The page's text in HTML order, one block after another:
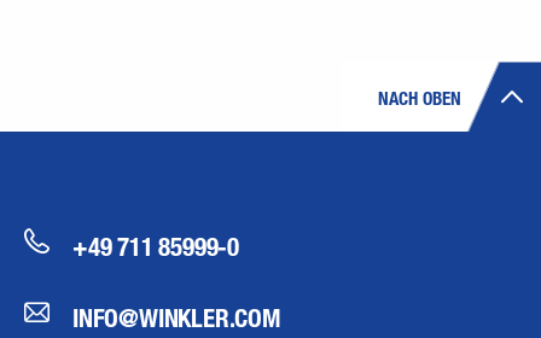
NACH OBEN
+49 711 85999-0
INFO@WINKLER.COM